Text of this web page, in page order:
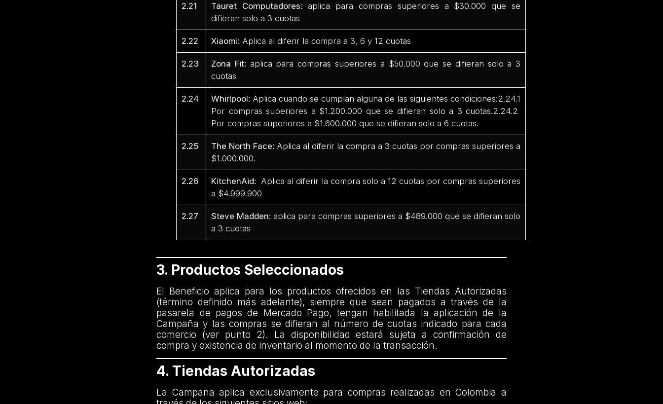
2.21 Tauret Computadores: aplica para compras superiores a $30.000 que se
difieran solo a 3 cuotas
2.22 Xiaomi: Aplica al diferir la compra a 3, 6 y 12 cuotas
2.23 Zona Fit: aplica para compras superiores a $50.000 que se difieran solo a 3
cuotas
2.24 Whirlpool: Aplica cuando se cumplan alguna de las siguientes condiciones:2.24.1
Por compras superiores a $1.200.000 que se difieran solo a 3 cuotas.2.24.2
Por compras superiores a $1.600.000 que se difieran solo a 6 cuotas.
2.25 The North Face: Aplica al diferir la compra a 3 cuotas por compras superiores a
$1.000.000.
2.26 KitchenAid: Aplica al diferir la compra solo a 12 cuotas por compras superiores
a $4.999.900
2.27 Steve Madden:aplica para compras superiores a $489.000 que se difieran solo
a 3 cuotas
3. Productos Seleccionados
El Beneficio aplica para los productos ofrecidos en las Tiendas Autorizadas
(término definido más adelante), siempre que sean pagados a través de la
pasarela de pagos de Mercado Pago, tengan habilitada la aplicación de la
Campaña y las compras se difieran al número de cuotas indicado para cada
comercio (ver punto 2). La disponibilidad estará sujeta a confirmación de
compra y existencia de inventario al momento de la transacción.
4. Tiendas Autorizadas
La Campaña aplica exclusivamente para compras realizadas en Colombia a